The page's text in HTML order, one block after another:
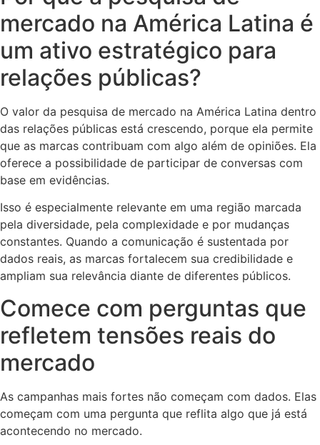
mercado na América Latina é
um ativo estratégico para
relações públicas?
O valor da pesquisa de mercado na América Latina dentro
das relações públicas está crescendo, porque ela permite
que as marcas contribuam com algo além de opiniões. Ela
oferece a possibilidade de participar de conversas com
base em evidências.
Isso é especialmente relevante em uma região marcada
pela diversidade, pela complexidade e por mudanças
constantes. Quando a comunicação é sustentada por
dados reais, as marcas fortalecem sua credibilidade e
ampliam sua relevância diante de diferentes públicos.
Comece com perguntas que
refletem tensões reais do
mercado
As campanhas mais fortes não começam com dados. Elas
começam com uma pergunta que reflita algo que já está
acontecendo no mercado.